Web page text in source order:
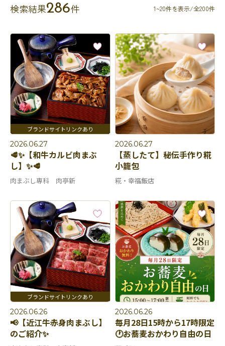
検索結果286件 1~20件を表示/全200件
2026.06.27
🥩✨【和牛カルビ肉まぶ
し】✨🥩
肉まぶし専科 肉亭新
2026.06.27
【蒸したて】秘伝手作り糀
小籠包
糀・幸福飯店
2026.06.26
📢【近江牛赤身肉まぶし】
のご紹介✨
2026.06.26
毎月28日15時から17時限定
🕐お蕎麦おかわり自由の日